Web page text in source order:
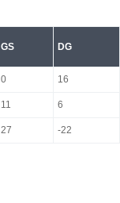
GS DG
0 16
11 6
27 -22